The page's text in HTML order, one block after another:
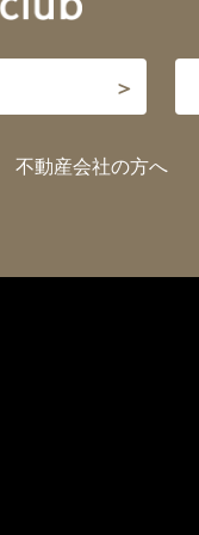
不動産会社の方へ